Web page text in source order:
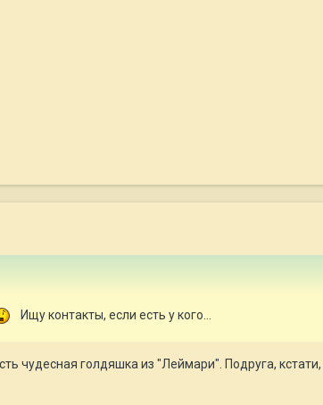
Ищу контакты, если есть у кого...
чудесная голдяшка из "Леймари". Подруга,